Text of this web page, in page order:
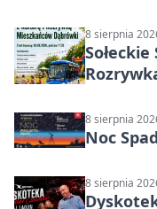
8 sierpnia
8 sierpnia
Noc
8 sierpnia